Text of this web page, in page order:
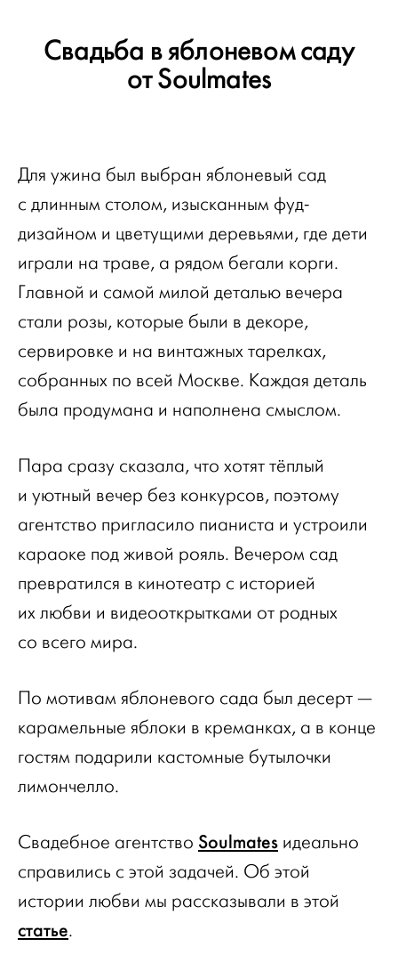
Свадьба в яблоневом саду
от Soulmates
Для ужина был выбран яблоневый сад
с длинным столом, изысканным фуд-
дизайном и цветущими деревьями, где дети
играли на траве, а рядом бегали корги.
Главной и самой милой деталью вечера
стали розы, которые были в декоре,
сервировке и на винтажных тарелках,
собранных по всей Москве. Каждая деталь
была продумана и наполнена смыслом.
Пара сразу сказала, что хотят тёплый
и уютный вечер без конкурсов, поэтому
агентство пригласило пианиста и устроили
караоке под живой рояль. Вечером сад
превратился в кинотеатр с историей
их любви и видеооткрытками от родных
со всего мира.
По мотивам яблоневого сада был десерт —
карамельные яблоки в креманках, а в конце
гостям подарили кастомные бутылочки
лимончелло.
Свадебное агентство Soulmates идеально
справились с этой задачей. Об этой
истории любви мы рассказывали в этой
статье.